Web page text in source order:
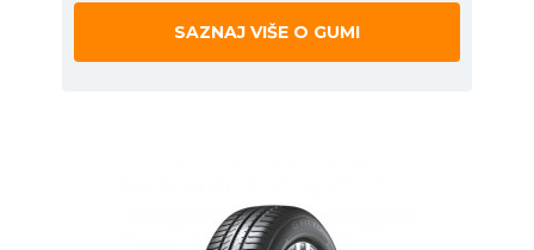
SAZNAJ VIŠE O GUMI